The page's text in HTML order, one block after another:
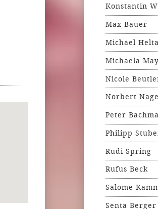
Konstantin
Max Bauer
Michael
Michaela May
Nicole
Norbert
Peter
Philipp
Rudi Spring
Rufus Beck
Salome
Senta Berger